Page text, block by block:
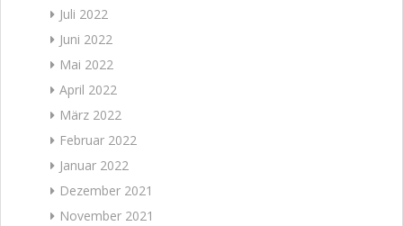
Juli 2022
Juni 2022
Mai 2022
April 2022
März 2022
Februar 2022
Januar 2022
Dezember 2021
November 2021